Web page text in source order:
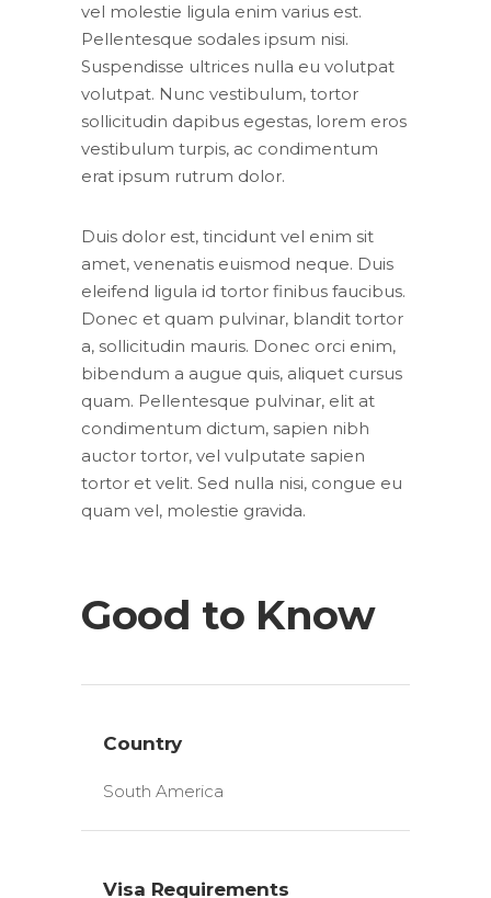
vel molestie ligula enim varius est.
Pellentesque sodales ipsum nisi.
Suspendisse ultrices nulla eu volutpat
volutpat. Nunc vestibulum, tortor
sollicitudin dapibus egestas, lorem eros
vestibulum turpis, ac condimentum
erat ipsum rutrum dolor.
Duis dolor est, tincidunt vel enim sit
amet, venenatis euismod neque. Duis
eleifend ligula id tortor finibus faucibus.
Donec et quam pulvinar, blandit tortor
a, sollicitudin mauris. Donec orci enim,
bibendum a augue quis, aliquet cursus
quam. Pellentesque pulvinar, elit at
condimentum dictum, sapien nibh
auctor tortor, vel vulputate sapien
tortor et velit. Sed nulla nisi, congue eu
quam vel, molestie gravida.
Good to Know
Country
South America
Visa Requirements